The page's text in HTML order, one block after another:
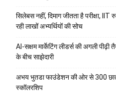
सिलेबस नहीं, दिमाग जीतता है परीक्षा,
रही लाखों अभ्यर्थियों की सोच
AI-सक्षम मार्केटिंग लीडर्स की अगली
के बीच साझेदारी
अभय भुतडा फाउंडेशन की ओर से 300
स्कॉलरशिप